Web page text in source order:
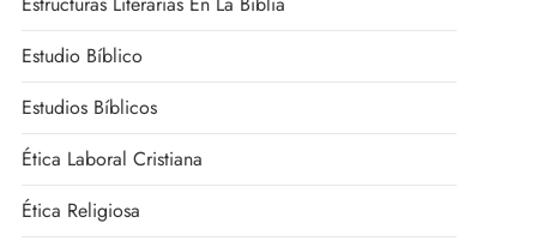
Estudio Bíblico
Estudios Bíblicos
Ética Laboral Cristiana
Ética Religiosa